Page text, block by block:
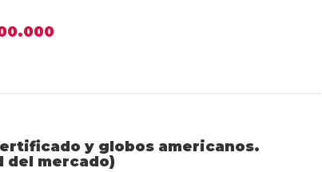
y globos americanos.
del mercado)